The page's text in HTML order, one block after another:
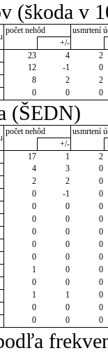
(škoda v
počet nehôd
usmrtení
+/-
23 4
2
12 -1
0
8 2
2
0 0 0
(ŠEDN)
počet nehôd
usmrtení
+/-
17 1
2
4 3
0
2 2
0
0 -1
0
0 0
0
0 0
0
0 0
0
0 0
0
0 0
0
1 0
0
0 0
0
1 1
0
0 0
0
0 0 0